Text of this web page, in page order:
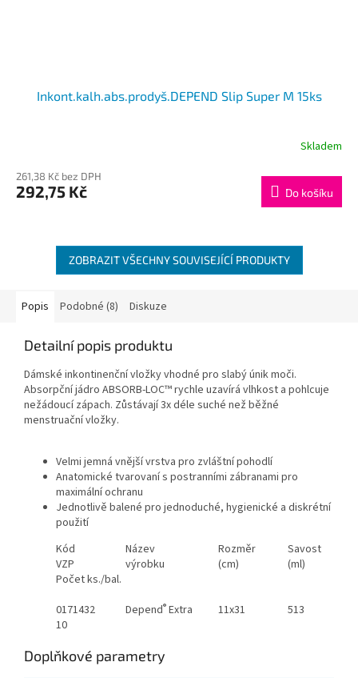
Inkont.kalh.abs.prodyš.DEPEND Slip Super M 15ks
Skladem
261,38 Kč bez DPH
292,75 Kč Do košíku
ZOBRAZIT VŠECHNY SOUVISEJÍCÍ PRODUKTY
Popis Podobné (8) Diskuze
Detailní popis produktu
Dámské inkontinenční vložky vhodné pro slabý únik moči.
Absorpční jádro ABSORB-LOC™ rychle uzavírá vlhkost a pohlcuje
nežádoucí zápach. Zůstávají 3x déle suché než běžné
menstruační vložky.
Velmi jemná vnější vrstva pro zvláštní pohodlí
Anatomické tvarovaní s postranními zábranami pro
maximální ochranu
Jednotlivě balené pro jednoduché, hygienické a diskrétní
použití
Kód
VZP
Název
výrobku
Rozměr
(cm)
Savost
(ml)
Počet ks./bal.
0171432
Depend® Extra 11x31
513
10
Doplňkové parametry